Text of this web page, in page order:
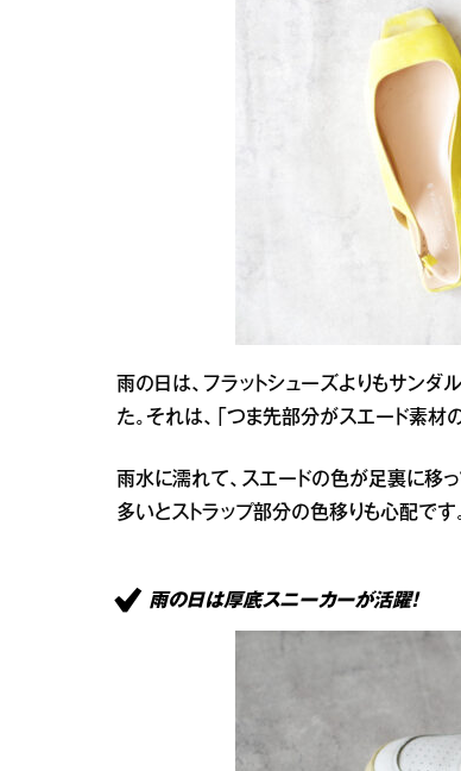
雨の日は、フラットシューズよりもサン
た。それは、「つま先部分がスエード素材
雨水に濡れて、スエードの色が足裏に移
多いとストラップ部分の色移りも心配で
雨の日は厚底スニーカーが活躍！